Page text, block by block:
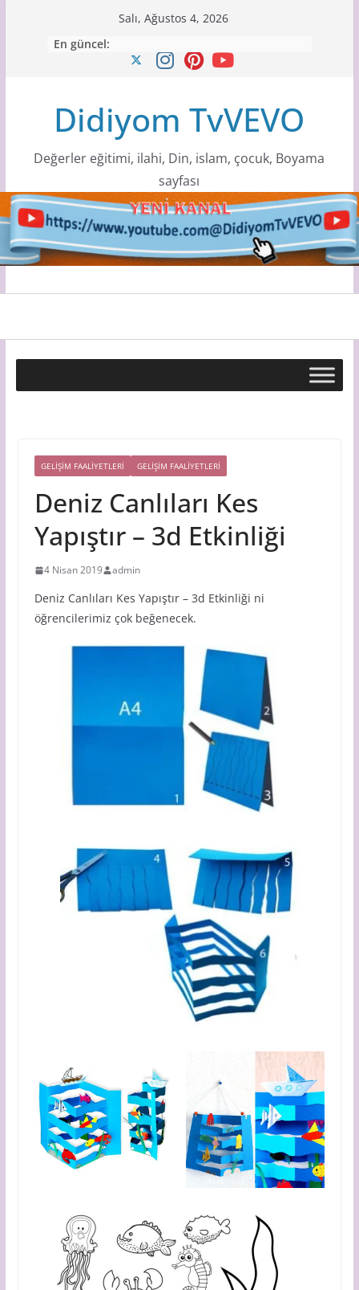
Salı, Ağustos 4, 2026
En güncel:
Didiyom TvVEVO
Değerler eğitimi, ilahi, Din, islam, çocuk, Boyama
sayfası
GELİŞİM FAALİYETLERİ GELIŞIM FAALIYETLERI
Deniz Canlıları Kes
Yapıştır – 3d Etkinliği
4 Nisan 2019 admin
Deniz Canlıları Kes Yapıştır – 3d Etkinliği ni
öğrencilerimiz çok beğenecek.